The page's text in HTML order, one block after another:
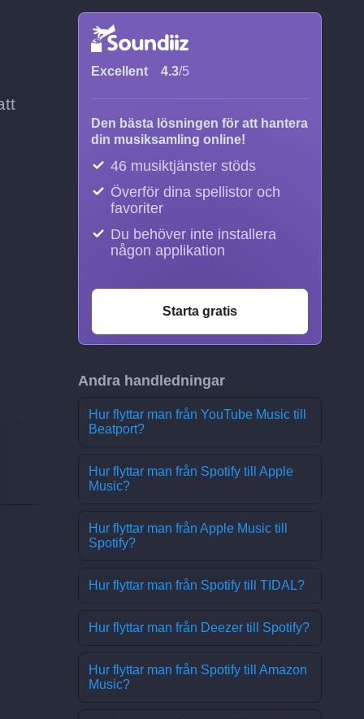
Excellent 4.3/5
Den bästa lösningen för att hantera
din musiksamling online!
46 musiktjänster stöds
Överför dina spellistor och
favoriter
Du behöver inte installera
någon applikation
Starta gratis
Andra handledningar
Hur flyttar man från YouTube Music till
Beatport?
Hur flyttar man från Spotify till Apple
Music?
Hur flyttar man från Apple Music till
Spotify?
Hur flyttar man från Spotify till TIDAL?
Hur flyttar man från Deezer till Spotify?
Hur flyttar man från Spotify till Amazon
Music?